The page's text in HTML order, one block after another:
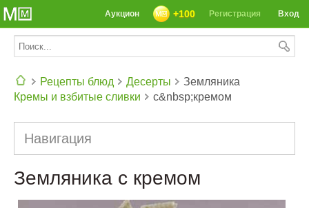
Вход
Регистрация
+100
Аукцион
Рецепты блюд
Десерты
Кремы и взбитые сливки
Земляника
с&nbsp;кремом
Навигация
Земляника с кремом